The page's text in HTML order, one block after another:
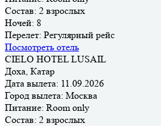
Состав: 2 взрослых
Ночей: 8
Перелет: Регулярный рейс
Посмотреть отель
CIELO HOTEL LUSAIL
Доха, Катар
Дата вылета: 11.09.2026
Город вылета: Москва
Питание: Room only
Состав: 2 взрослых